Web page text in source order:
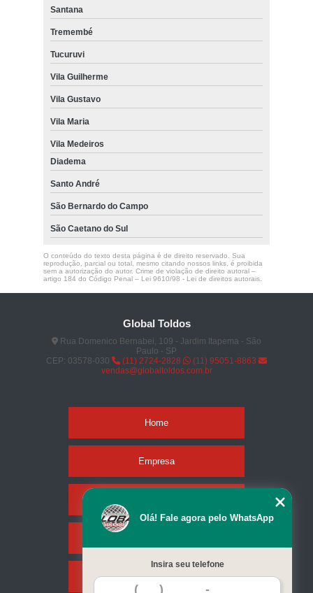
Santana
Tremembé
Tucuruvi
Vila Guilherme
Vila Gustavo
Vila Maria
Vila Medeiros
Diadema
Santo André
São Bernardo do Campo
São Caetano do Sul
O conteúdo do texto desta página é de direito reservado. Sua
reprodução, parcial ou total, mesmo citando nossos links, é proibida
sem a autorização do autor. Crime de violação de direito autoral –
artigo 184 do Código Penal – Lei 9610/98 - Lei de direitos autorais.
Global Toldos
Rua Domenico Bernabei, 109 - Jardim Itapema - São
Paulo - SP
CEP: 03578-030
(11) 2724-2828
(11) 95051-8863
vendas@globaltoldos.com.br
Home
Empresa
Contato
Olá! Fale agora pelo WhatsApp
Insira seu telefone